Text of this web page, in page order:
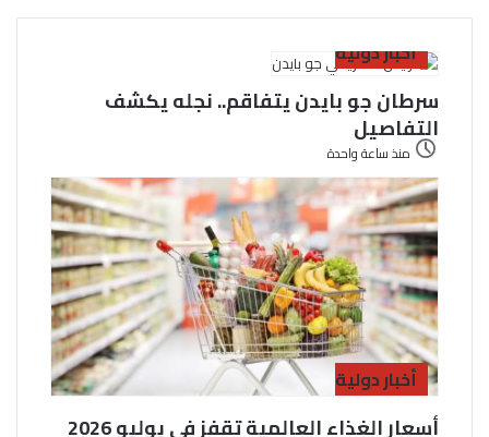
أخبار دولية
سرطان جو بايدن يتفاقم.. نجله يكشف
التفاصيل
منذ ساعة واحدة
أخبار دولية
أسعار الغذاء العالمية تقفز في يوليو 2026